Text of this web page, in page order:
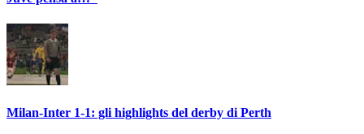
Milan-Inter 1-1: gli highlights del derby di Perth